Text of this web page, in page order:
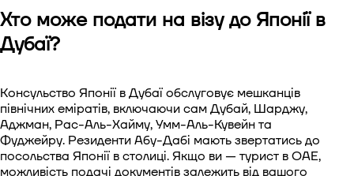
Віза до Китаю
Віза до Південної Кореї.
Віза в Сінгапур
Віза до Тайваню
Віза до В'єтнаму
Хто може подати на візу до Японії в
Дубаї?
Консульство Японії в Дубаї обслуговує мешканців
північних еміратів, включаючи сам Дубай, Шарджу,
Аджман, Рас-Аль-Хайму, Умм-Аль-Кувейн та
Фуджейру. Резиденти Абу-Дабі мають звертатись до
посольства Японії в столиці. Якщо ви — турист в ОАЕ,
можливість подачі документів залежить від вашого